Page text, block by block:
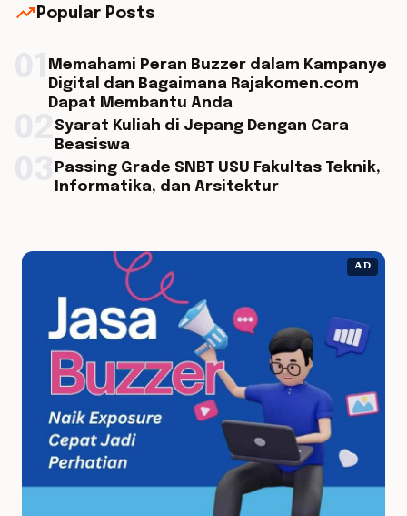
trending_up Popular Posts
Memahami Peran Buzzer dalam Kampanye
Digital dan Bagaimana Rajakomen.com
Dapat Membantu Anda
Syarat Kuliah di Jepang Dengan Cara
Beasiswa
Passing Grade SNBT USU Fakultas Teknik,
Informatika, dan Arsitektur
AD